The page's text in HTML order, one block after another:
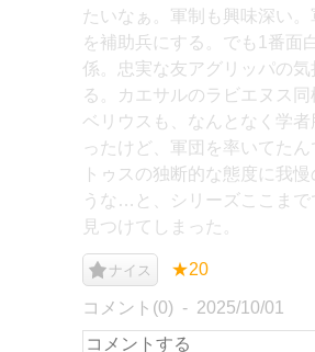
たいなぁ。軍制も興味深い
を補助兵にする。でも1番面
係。忠実な友アグリッパの
る。カエサルのラビエヌス
ベリウスも、なんとなく学
ったけど、軍団を率いてた
トゥスの独断的な態度に我
うな…と、シリーズここまで
見つけてしまった。
ナイス ★20
コメント(0) 2025/10/01